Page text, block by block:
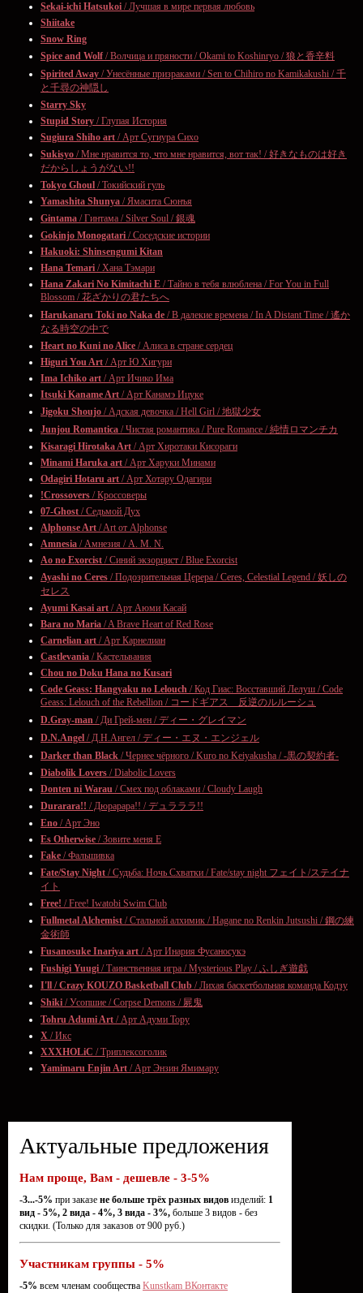
Sekai-ichi Hatsukoi / Лучшая в мире первая любовь
Shiitake
Snow Ring
Spice and Wolf / Волчица и пряности / Okami to Koshinryo / 狼と香辛料
Spirited Away / Унесённые призраками / Sen to Chihiro no Kamikakushi / 千
と千尋の神隠し
Starry Sky
Stupid Story / Глупая История
Sugiura Shiho art / Арт Сугиура Сихо
Sukisyo / Мне нравится то, что мне нравится, вот так! / 好きなものは好き
だからしょうがない!!
Tokyo Ghoul / Токийский гуль
Yamashita Shunya / Ямасита Сюнъя
Gintama / Гинтама / Silver Soul / 銀魂
Gokinjo Monogatari / Соседские истории
Hakuoki: Shinsengumi Kitan
Hana Temari / Хана Тэмари
Hana Zakari No Kimitachi E / Тайно в тебя влюблена / For You in Full
Blossom / 花ざかりの君たちへ
Harukanaru Toki no Naka de / В далекие времена / In A Distant Time / 遙か
なる時空の中で
Heart no Kuni no Alice / Алиса в стране сердец
Higuri You Art / Арт Ю Хигури
Ima Ichiko art / Арт Ичико Има
Itsuki Kaname Art / Арт Канамэ Ицуке
Jigoku Shoujo / Адская девочка / Hell Girl / 地獄少女
Junjou Romantica / Чистая романтика / Pure Romance / 純情ロマンチカ
Kisaragi Hirotaka Art / Арт Хиротаки Кисораги
Minami Haruka art / Арт Харуки Минами
Odagiri Hotaru art / Арт Хотару Одагири
!Crossovers / Кроссоверы
07-Ghost / Седьмой Дух
Alphonse Art / Art от Alphonse
Amnesia / Амнезия / A. M. N.
Ao no Exorcist / Синий экзорцист / Blue Exorcist
Ayashi no Ceres / Подозрительная Церера / Ceres, Celestial Legend / 妖しの
セレス
Ayumi Kasai art / Арт Аюми Касай
Bara no Maria / A Brave Heart of Red Rose
Carnelian art / Арт Карнелиан
Castlevania / Кастельвания
Chou no Doku Hana no Kusari
Code Geass: Hangyaku no Lelouch / Код Гиас: Восставший Лелуш / Code
Geass: Lelouch of the Rebellion / コードギアス 反逆のルルーシュ
D.Gray-man / Ди Грей-мен / ディー・グレイマン
D.N.Angel / Д.Н.Ангел / ディー・エヌ・エンジェル
Darker than Black / Чернее чёрного / Kuro no Keiyakusha / -黒の契約者-
Diabolik Lovers / Diabolic Lovers
Donten ni Warau / Смех под облаками / Cloudy Laugh
Durarara!! / Дюрарара!! / デュラララ!!
Eno / Арт Эно
Es Otherwise / Зовите меня Е
Fake / Фальшивка
Fate/Stay Night / Судьба: Ночь Схватки / Fate/stay night フェイト/ステイナ
イト
Free! / Free! Iwatobi Swim Club
Fullmetal Alchemist / Стальной алхимик / Hagane no Renkin Jutsushi / 鋼の練
金術師
Fusanosuke Inariya art / Арт Инария Фусаносукэ
Fushigi Yuugi / Таинственная игра / Mysterious Play / ふしぎ遊戯
I'll / Crazy KOUZO Basketball Club / Лихая баскетбольная команда Кодзу
Shiki / Усопшие / Corpse Demons / 屍鬼
Tohru Adumi Art / Арт Адуми Тору
X / Икс
XXXHOLiC / Триплексоголик
Yamimaru Enjin Art / Арт Энзин Ямимару
Актуальные предложения
Нам проще, Вам - дешевле - 3-5%
-3...-5% при заказе не больше трёх разных видов изделий: 1
вид - 5%, 2 вида - 4%, 3 вида - 3%, больше 3 видов - без
скидки. (Только для заказов от 900 руб.)
Участникам группы - 5%
-5% всем членам сообщества Kunstkam ВКонтакте